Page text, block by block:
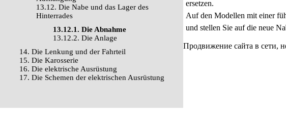
13.12. Die Nabe und das Lager des
Hinterrades
13.12.1. Die Abnahme
13.12.2. Die Anlage
14. Die Lenkung und der Fahrteil
15. Die Karosserie
16. Die elektrische Ausrüstung
17. Die Schemen der elektrischen Ausrüstung
ersetzen.
Auf den Modellen mit einer
und stellen Sie auf die neue
Продвижение сайта в сети,